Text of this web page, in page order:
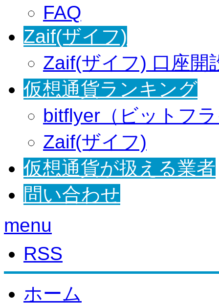
FAQ
Zaif(ザイフ)
Zaif(ザイフ) 口座開
仮想通貨ランキング
bitflyer（ビットフ
Zaif(ザイフ)
仮想通貨が扱える業者
問い合わせ
menu
RSS
ホーム